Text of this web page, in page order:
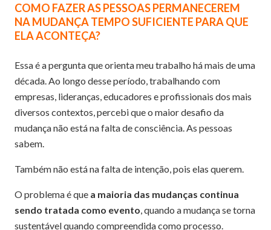
COMO FAZER AS PESSOAS PERMANECEREM
NA MUDANÇA TEMPO SUFICIENTE PARA QUE
ELA ACONTEÇA?
Essa é a pergunta que orienta meu trabalho há mais de uma
década. Ao longo desse período, trabalhando com
empresas, lideranças, educadores e profissionais dos mais
diversos contextos, percebi que o maior desafio da
mudança não está na falta de consciência. As pessoas
sabem.
Também não está na falta de intenção, pois elas querem.
O problema é que a maioria das mudanças continua
sendo tratada como evento , quando a mudança se torna
sustentável quando compreendida como processo.